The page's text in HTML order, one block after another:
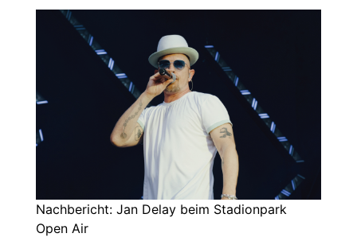
Nachbericht: Jan Delay beim Stadionpark
Open Air